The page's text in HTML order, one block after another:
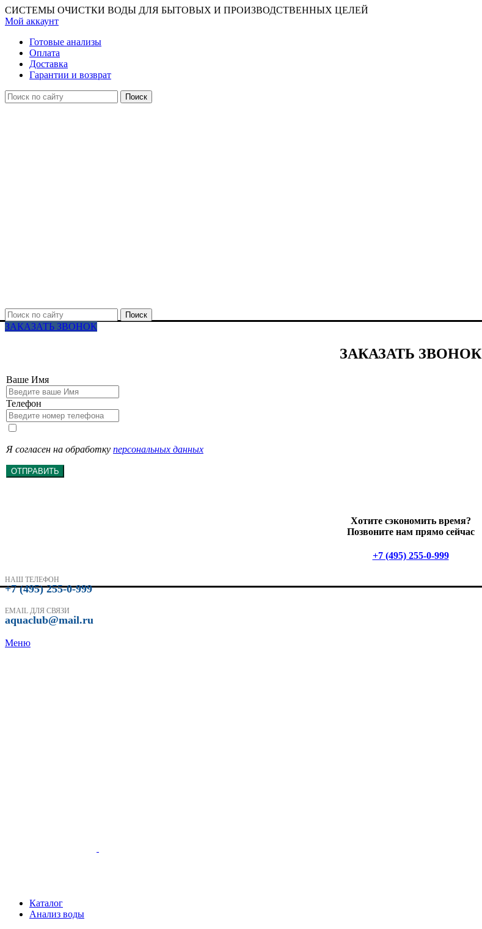
СИСТЕМЫ ОЧИСТКИ ВОДЫ ДЛЯ БЫТОВЫХ И ПРОИЗВОДСТВЕННЫХ ЦЕЛЕЙ
Мой аккаунт
Готовые анализы
Оплата
Доставка
Гарантии и возврат
Поиск
Поиск
ЗАКАЗАТЬ ЗВОНОК
ЗАКАЗАТЬ ЗВОНОК
Ваше Имя
Телефон
Я согласен на обработку персональных данных
ОТПРАВИТЬ
Хотите сэкономить время?
Позвоните нам прямо сейчас
+7 (495) 255-0-999
НАШ ТЕЛЕФОН
+7 (495) 255-0-999
EMAIL ДЛЯ СВЯЗИ
aquaclub@mail.ru
Меню
Каталог
Анализ воды